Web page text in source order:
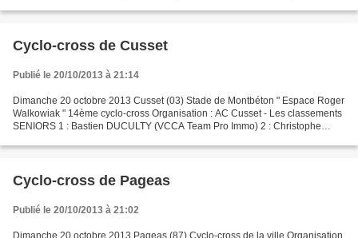
Cyclo-cross de Cusset
Publié le 20/10/2013 à 21:14
Dimanche 20 octobre 2013 Cusset (03) Stade de Montbéton " Espace Roger
Walkowiak " 14ème cyclo-cross Organisation : AC Cusset - Les classements
SENIORS 1 : Bastien DUCULTY (VCCA Team Pro Immo) 2 : Christophe
Cyclo-cross de Pageas
Publié le 20/10/2013 à 21:02
Dimanche 20 octobre 2013 Pageas (87) Cyclo-cross de la ville Organisation